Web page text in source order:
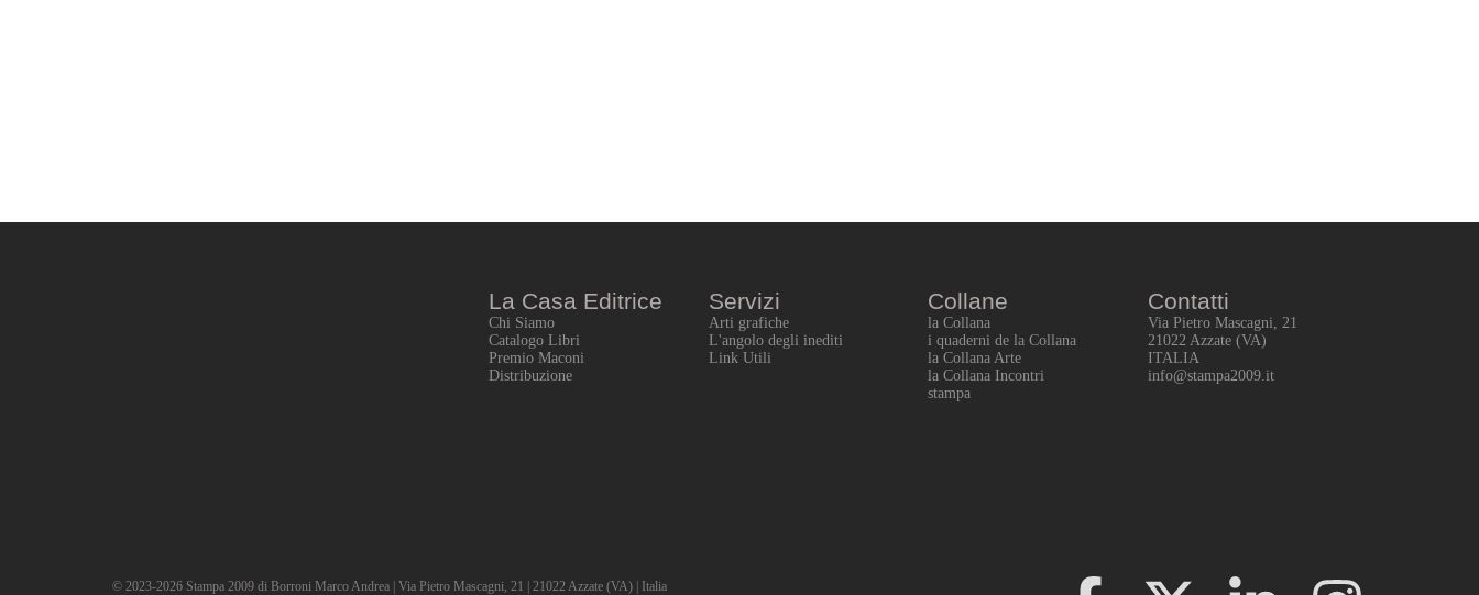
La Casa Editrice
Chi Siamo
Catalogo Libri
Premio Maconi
Distribuzione
Servizi
Arti grafiche
L'angolo degli inediti
Link Utili
Collane
la Collana
i quaderni de la Collana
la Collana Arte
la Collana Incontri
stampa
Contatti
Via Pietro Mascagni, 21
21022 Azzate (VA)
ITALIA
info@stampa2009.it
© 2023-2026 Stampa 2009 di Borroni Marco Andrea | Via Pietro Mascagni, 21 | 21022 Azzate (VA) | Italia